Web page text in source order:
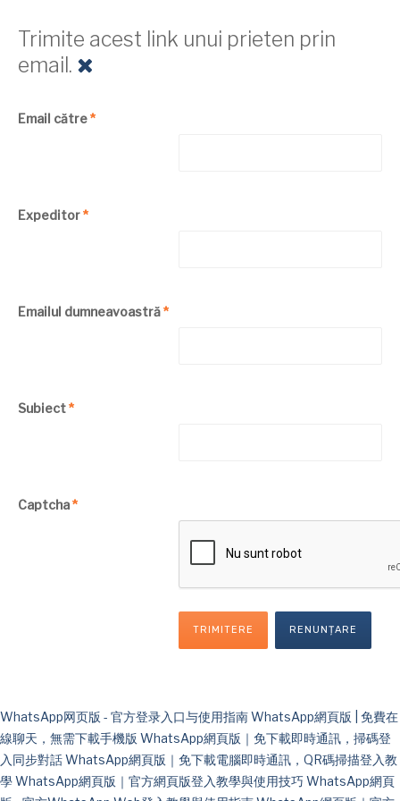
Trimite acest link unui prieten prin
email.
Email către*
Expeditor*
Emailul dumneavoastră*
Subiect*
Captcha*
TRIMITERE RENUNȚARE
WhatsApp网页版 - 官方登录入口与使用指南WhatsApp網頁版 | 免費在
線聊天，無需下載手機版 WhatsApp網頁版｜免下載即時通訊，掃碼登
入同步對話WhatsApp網頁版｜免下載電腦即時通訊，QR碼掃描登入教
學WhatsApp網頁版｜官方網頁版登入教學與使用技巧WhatsApp網頁